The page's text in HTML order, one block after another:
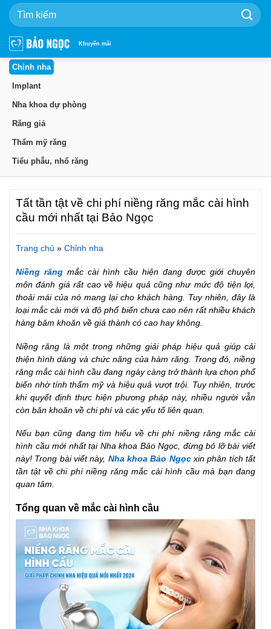
qua
dung
Khuyến mãi
Chỉnh nha
Implant
Nha khoa dự phòng
Răng giả
Thẩm mỹ răng
Tiểu phẫu, nhổ răng
Tất tần tật về chi phí niềng răng mắc cài hình
cầu mới nhất tại Bảo Ngọc
Trang chủ » Chỉnh nha
Niềng răng mắc cài hình cầu hiện đang được giới chuyên
môn đánh giá rất cao về hiệu quả cũng như mức độ tiện lợi,
thoải mái của nó mang lại cho khách hàng. Tuy nhiên, đây là
loại mắc cài mới và độ phổ biến chưa cao nên rất nhiều khách
hàng băm khoăn về giá thành có cao hay không.
Niềng răng là một trong những giải pháp hiệu quả giúp cải
thiện hình dáng và chức năng của hàm răng. Trong đó, niềng
răng mắc cài hình cầu đang ngày càng trở thành lựa chọn phổ
biến nhờ tính thẩm mỹ và hiệu quả vượt trội. Tuy nhiên, trước
khi quyết định thực hiện phương pháp này, nhiều người vẫn
còn băn khoăn về chi phí và các yếu tố liên quan.
Nếu bạn cũng đang tìm hiểu về chi phí niềng răng mắc cài
hình cầu mới nhất tại Nha khoa Bảo Ngọc, đừng bỏ lỡ bài viết
này! Trong bài viết này, Nha khoa Bảo Ngọc xin phân tích tất
tần tật về chi phí niềng răng mắc cài hình cầu mà bạn đang
quan tâm.
Tổng quan về mắc cài hình cầu